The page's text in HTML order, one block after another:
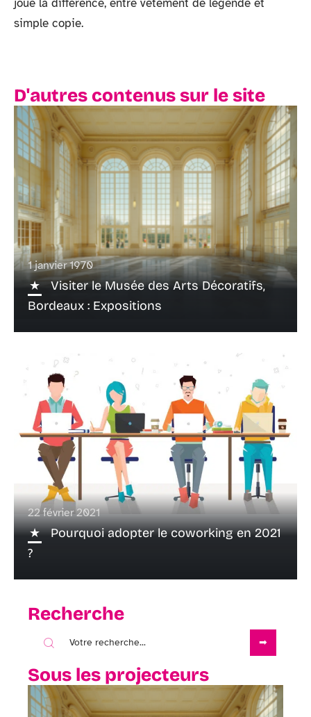
simple copie.
D'autres contenus sur le site
1 janvier 1970
Visiter le Musée des Arts Décoratifs,
Bordeaux : Expositions
22 février 2021
Pourquoi adopter le coworking en 2021
?
Recherche
Sous les projecteurs